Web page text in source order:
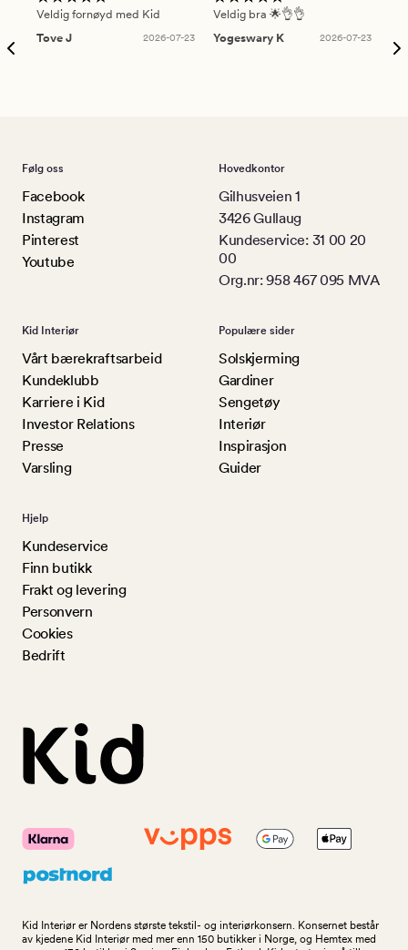
Veldig fornøyd med Kid
Tove J
2026-07-23
Veldig bra 🌟👌👌
Yogeswary K
2026-07-23
Følg oss
Facebook
Instagram
Pinterest
Youtube
Hovedkontor
Gilhusveien 1
3426 Gullaug
Kundeservice: 31 00 20
00
Org.nr: 958 467 095 MVA
Kid Interiør
Vårt bærekraftsarbeid
Kundeklubb
Karriere i Kid
Investor Relations
Presse
Varsling
Populære sider
Solskjerming
Gardiner
Sengetøy
Interiør
Inspirasjon
Guider
Hjelp
Kundeservice
Finn butikk
Frakt og levering
Personvern
Cookies
Bedrift
Kid Interiør er Nordens største tekstil- og interiørkonsern. Konsernet består
av kjedene Kid Interiør med mer enn 150 butikker i Norge, og Hemtex med